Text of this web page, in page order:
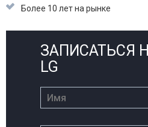
Более 10 лет на рынке
ЗАПИСАТЬСЯ
LG